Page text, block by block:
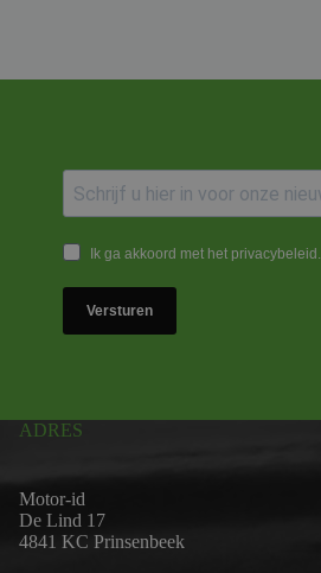
Ik ga akkoord met het privacybeleid.
Versturen
ADRES
Motor-id
De Lind 17
4841 KC Prinsenbeek